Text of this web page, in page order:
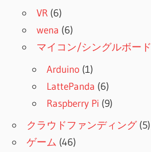
VR (6)
wena (6)
マイコン/シングルボード
Arduino (1)
LattePanda (6)
Raspberry Pi (9)
クラウドファンディング(5)
ゲーム (46)